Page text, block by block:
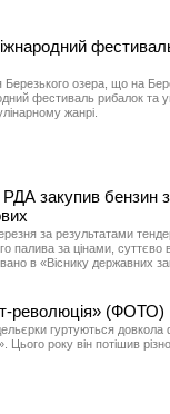
Березького озера, що на
фестиваль рибалок та
жанрі.
РДА закупив бензин
за результатами
палива за цінами, суттєво
в «Віснику державних
революція» (ФОТО)
гуртуються
Цього року він потішив